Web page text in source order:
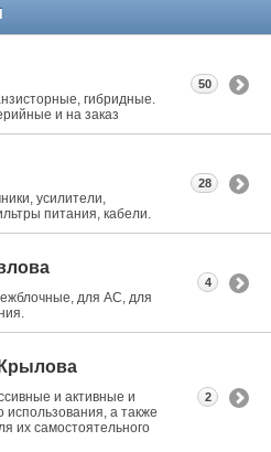
гибридные.
и на заказ
50
усилители,
питания, кабели.
28
для АС, для
4
Крылова
и активные и
а также
их самостоятельного
2